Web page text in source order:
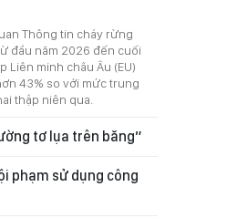
Thông tin cháy rừng
đầu năm 2026 đến cuối
Liên minh châu Âu (EU)
43% so với mức trung
thập niên qua.
tơ lụa trên băng”
phạm sử dụng công